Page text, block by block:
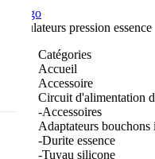
Régulateurs pression essence
Catégories
Accueil
Accessoire
Circuit d'alimentation
-Accessoires
Adaptateurs bouchons
-Durite essence
-Tuyau silicone